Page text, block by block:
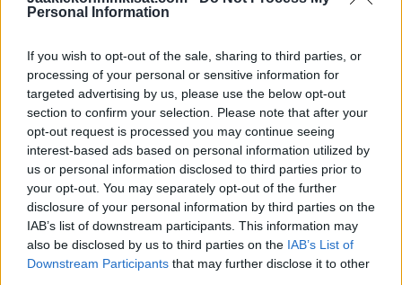
Personal Information
If you wish to opt-out of the sale, sharing to third parties, or
processing of your personal or sensitive information for
targeted advertising by us, please use the below opt-out
section to confirm your selection. Please note that after your
opt-out request is processed you may continue seeing
interest-based ads based on personal information utilized by
us or personal information disclosed to third parties prior to
your opt-out. You may separately opt-out of the further
disclosure of your personal information by third parties on the
IAB’s list of downstream participants. This information may
also be disclosed by us to third parties on the IAB’s List of
Downstream Participants that may further disclose it to other
Jos video ei näy laitteellasi voit katsoa sen suoraan
Youtubesta.